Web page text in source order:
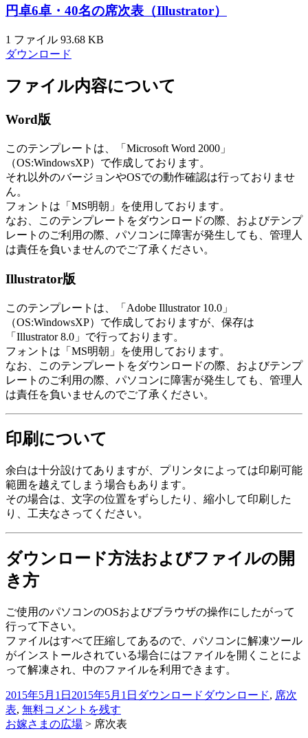
円卓6卓・40名の席次表（Illustrator）
1 ファイル 93.68 KB
ダウンロード
ファイル内容について
Word版
このテンプレートは、「Microsoft Word 2000」
（OS:WindowsXP）で作成しております。
それ以外のバージョンやOSでの動作確認は行っておりませ
ん。
フォントは「MS明朝」を使用しております。
なお、このテンプレートをダウンロードの際、およびテンプ
レートのご利用の際、パソコンに障害が発生しても、管理人
は責任を負いませんのでご了承ください。
Illustrator版
このテンプレートは、「Adobe Illustrator 10.0」
（OS:WindowsXP）で作成しておりますが、保存は
「Illustrator 8.0」で行っております。
フォントは「MS明朝」を使用しております。
なお、このテンプレートをダウンロードの際、およびテンプ
レートのご利用の際、パソコンに障害が発生しても、管理人
は責任を負いませんのでご了承ください。
印刷について
余白は十分設けてありますが、プリンタによっては印刷可能
範囲を越えてしまう場合もあります。
その場合は、文字の位置をずらしたり、縮小して印刷した
り、工夫なさってください。
ダウンロード方法およびファイルの開
き方
ご使用のパソコンのOSおよびブラウザの操作にしたがって
行って下さい。
ファイルはすべて圧縮してあるので、パソコンに解凍ツール
がインストールされている場合にはファイルを開くことによ
って解凍され、中のファイルを利用できます。
投
稿
日:
2015年5月1日 2015年5月1日 カ
ダウンロード タ
ダウンロード, 席次
表, 無料6
卓
コメントを残す
お嫁さまの広場 > 席次表